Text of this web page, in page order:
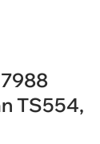
TS554,